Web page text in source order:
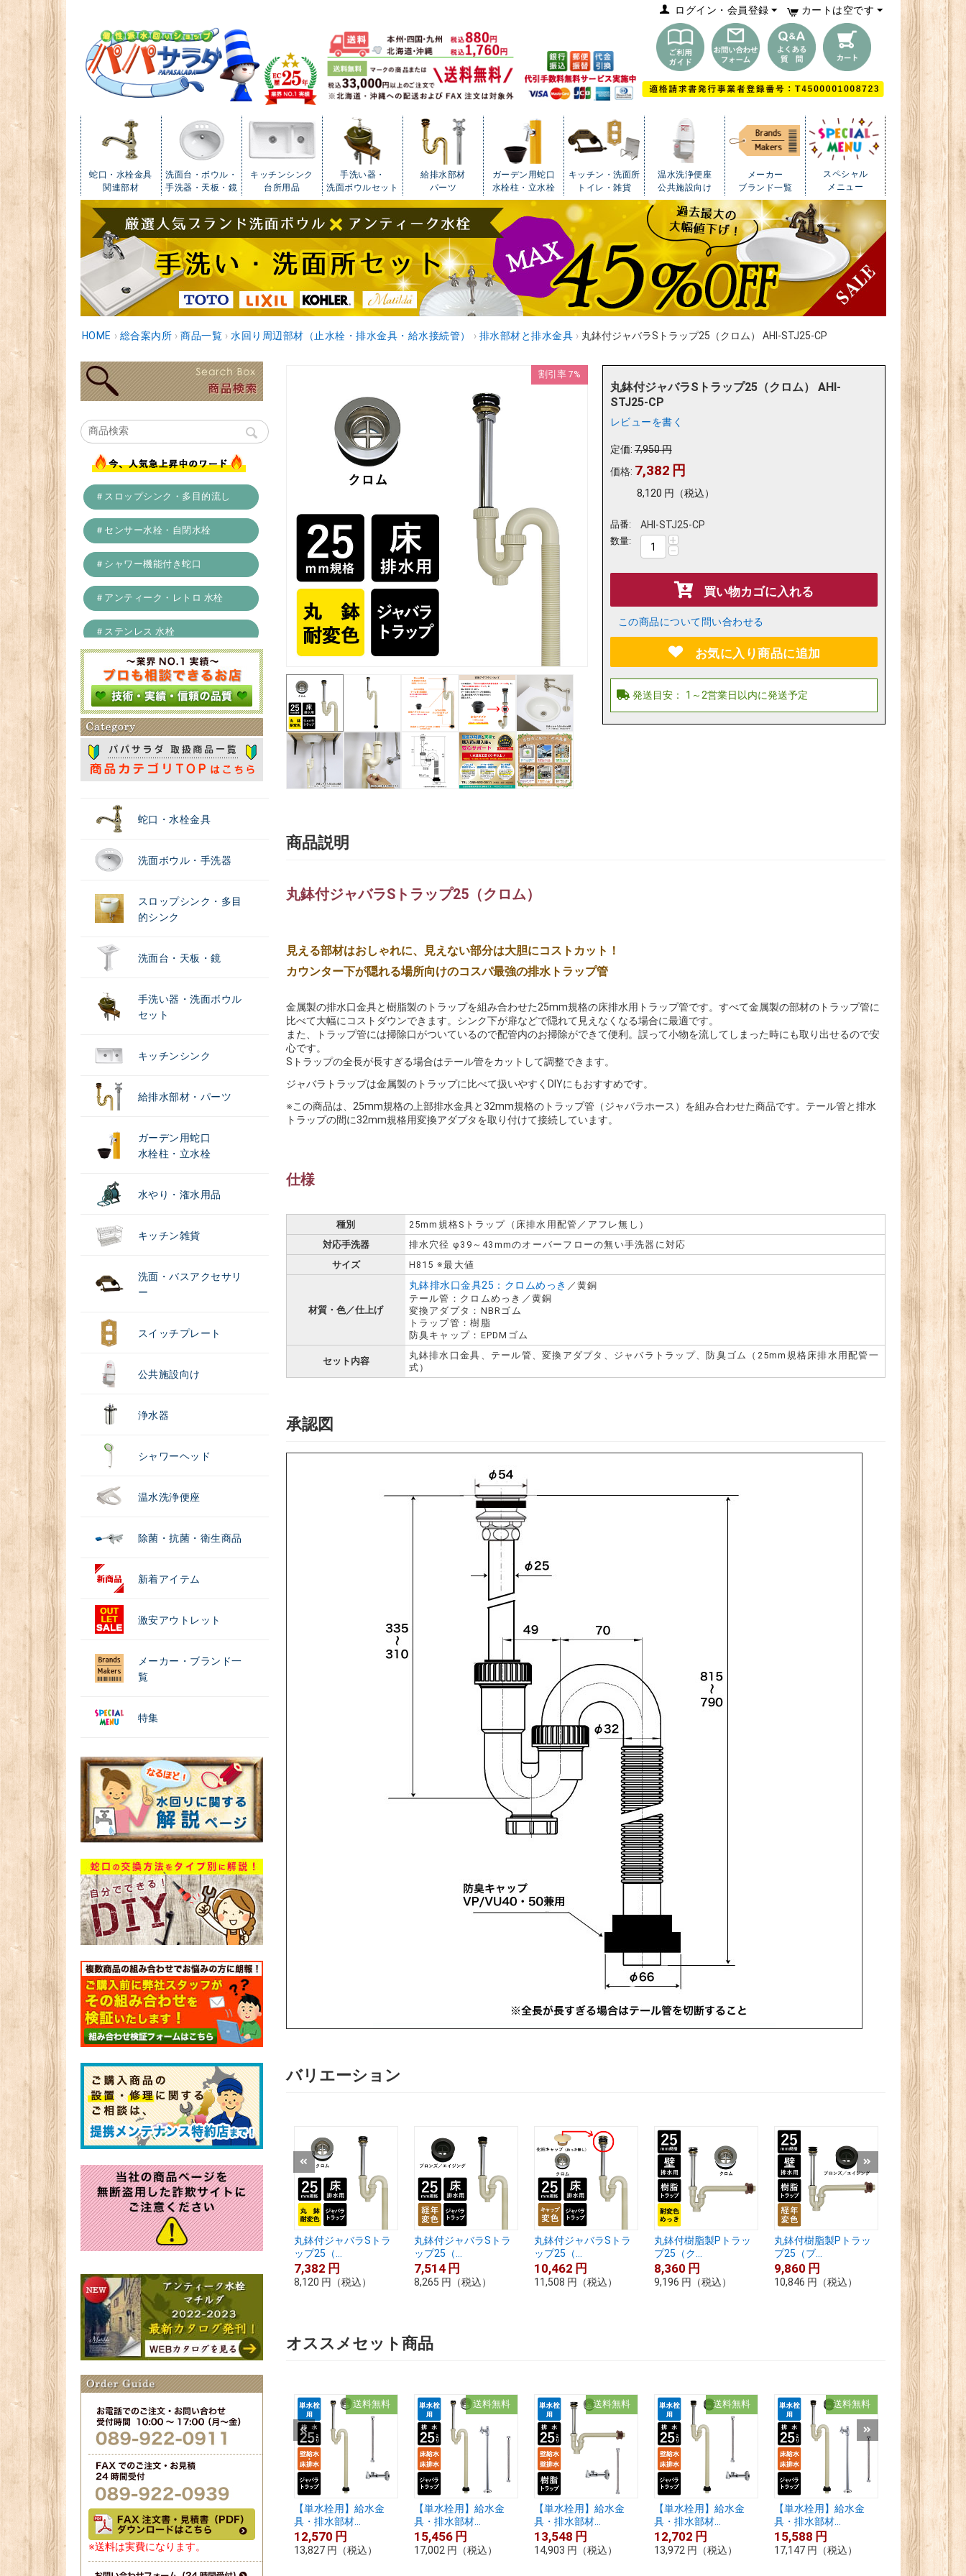
カートは空です
ログイン・会員登録
蛇口・水栓金具
関連部材
洗面台・ボウル・
手洗器・天板・鏡
キッチンシンク
台所用品
手洗い器・
洗面ボウルセット
給排水部材
パーツ
ガーデン用蛇口
水栓柱・立水栓
キッチン・洗面所
トイレ・雑貨
温水洗浄便座
公共施設向け
メーカー
ブランド一覧
スペシャル
メニュー
HOME › 総合案内所 › 商品一覧 › 水回り周辺部材（止水栓・排水金具・給水接続管） › 排水部材と排水金具 › 丸鉢付ジャバラSトラップ25（クロム） AHI-STJ25-CP
＃スロップシンク・多目的流し
＃センサー水栓・自閉水栓
＃シャワー機能付き蛇口
＃アンティーク・レトロ 水栓
＃ステンレス 水栓
＃浄水器
蛇口・水栓金具
洗面ボウル・手洗器
スロップシンク・多目
的シンク
洗面台・天板・鏡
手洗い器・洗面ボウル
セット
キッチンシンク
給排水部材・パーツ
ガーデン用蛇口
水栓柱・立水栓
水やり・潅水用品
キッチン雑貨
洗面・バスアクセサリ
ー
スイッチプレート
公共施設向け
浄水器
シャワーヘッド
温水洗浄便座
除菌・抗菌・衛生商品
新着アイテム
激安アウトレット
メーカー・ブランド一
覧
特集
※送料は実費になります。
割引率 7%
丸鉢付ジャバラSトラップ25（クロム） AHI-
STJ25-CP
レビューを書く
定価: 7,950円
価格: 7,382 円
8,120 円 （税込）
品番: AHI-STJ25-CP
数量: +
−
買い物カゴに入れる
この商品について問い合わせる
お気に入り商品に追加
商品説明
丸鉢付ジャバラSトラップ25（クロム）
見える部材はおしゃれに、見えない部分は大胆にコストカット！
カウンター下が隠れる場所向けのコスパ最強の排水トラップ管
金属製の排水口金具と樹脂製のトラップを組み合わせた25mm規格の床排水用トラップ管です。すべて金属製の部材のトラップ管に
比べて大幅にコストダウンできます。シンク下が扉などで隠れて見えなくなる場合に最適です。
また、トラップ管には掃除口がついているので配管内のお掃除ができて便利。誤って小物を流してしまった時にも取り出せるので安
心です。
Sトラップの全長が長すぎる場合はテール管をカットして調整できます。
ジャバラトラップは金属製のトラップに比べて扱いやすくDIYにもおすすめです。
※この商品は、25mm規格の上部排水金具と32mm規格のトラップ管（ジャバラホース）を組み合わせた商品です。テール管と排水
トラップの間に32mm規格用変換アダプタを取り付けて接続しています。
仕様
種別
25mm規格Sトラップ（床排水用配管／アフレ無し）
対応手洗器
排水穴径 φ39～43mmのオーバーフローの無い手洗器に対応
サイズ
H815 ※最大値
材質・色／仕上げ
丸鉢排水口金具25：クロムめっき ／黄銅
テール管：クロムめっき／黄銅
変換アダプタ：NBRゴム
トラップ管：樹脂
防臭キャップ：EPDMゴム
セット内容
丸鉢排水口金具、テール管、変換アダプタ、ジャバラトラップ、防臭ゴム（25mm規格床排水用配管一
式）
承認図
バリエーション
丸鉢付ジャバラSトラ
ップ25（...
7,382 円
8,120 円 （税込）
丸鉢付ジャバラSトラ
ップ25（...
7,514 円
8,265 円 （税込）
丸鉢付ジャバラSトラ
ップ25（...
10,462 円
11,508 円 （税込）
丸鉢付樹脂製Pトラッ
プ25（ク...
8,360 円
9,196 円 （税込）
丸鉢付樹脂製Pトラッ
プ25（ブ...
9,860 円
10,846 円 （税込）
丸鉢付樹脂製P
プ25（レ...
10,110 円
11,121 （税
オススメセット商品
送料無料
【単水栓用】給水金
具・排水部材...
12,570 円
13,827 円 （税込）
送料無料
【単水栓用】給水金
具・排水部材...
15,456 円
17,002 円 （税込）
送料無料
【単水栓用】給水金
具・排水部材...
13,548 円
14,903 円 （税込）
送料無料
【単水栓用】給水金
具・排水部材...
12,702 円
13,972 円 （税込）
送料無料
【単水栓用】給水金
具・排水部材...
15,588 円
17,147 円 （税込）
【単水栓用】
具・排水部材...
15,048 円
16,553 円 （税